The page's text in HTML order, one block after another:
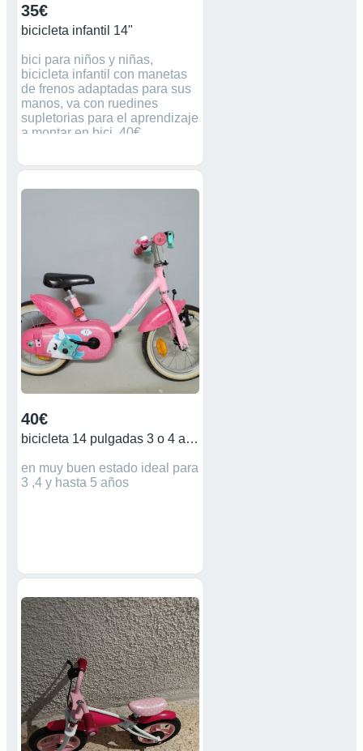
35€
bicicleta infantil 14"
bici para niños y niñas,
bicicleta infantil con manetas
de frenos adaptadas para sus
manos, va con ruedines
supletorias para el aprendizaje
a montar en bici. 40€
40€
bicicleta 14 pulgadas 3 o 4 años
en muy buen estado ideal para
3 ,4 y hasta 5 años